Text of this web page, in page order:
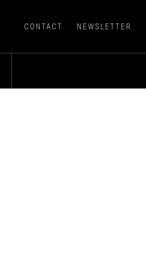
CONTACT NEWSLETTER